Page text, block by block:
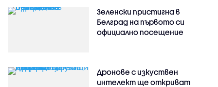
Зеленски пристигна в
Белград на първото си
официално посещение
Дронове с изкуствен
интелект ще откриват